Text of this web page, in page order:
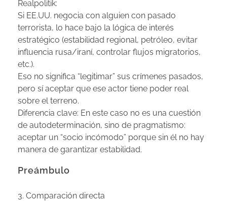
Realpolitik:
Si EE.UU. negocia con alguien con pasado
terrorista, lo hace bajo la lógica de interés
estratégico (estabilidad regional, petróleo, evitar
influencia rusa/iraní, controlar flujos migratorios,
etc.).
Eso no significa “legitimar” sus crímenes pasados,
pero sí aceptar que ese actor tiene poder real
sobre el terreno.
Diferencia clave: En este caso no es una cuestión
de autodeterminación, sino de pragmatismo:
aceptar un “socio incómodo” porque sin él no hay
manera de garantizar estabilidad.
Preámbulo
3. Comparación directa